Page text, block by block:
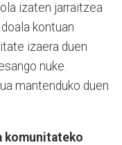
izaten jarraitzea
kontuan
izaera duen
nuke.
mantenduko duen
komunitateko